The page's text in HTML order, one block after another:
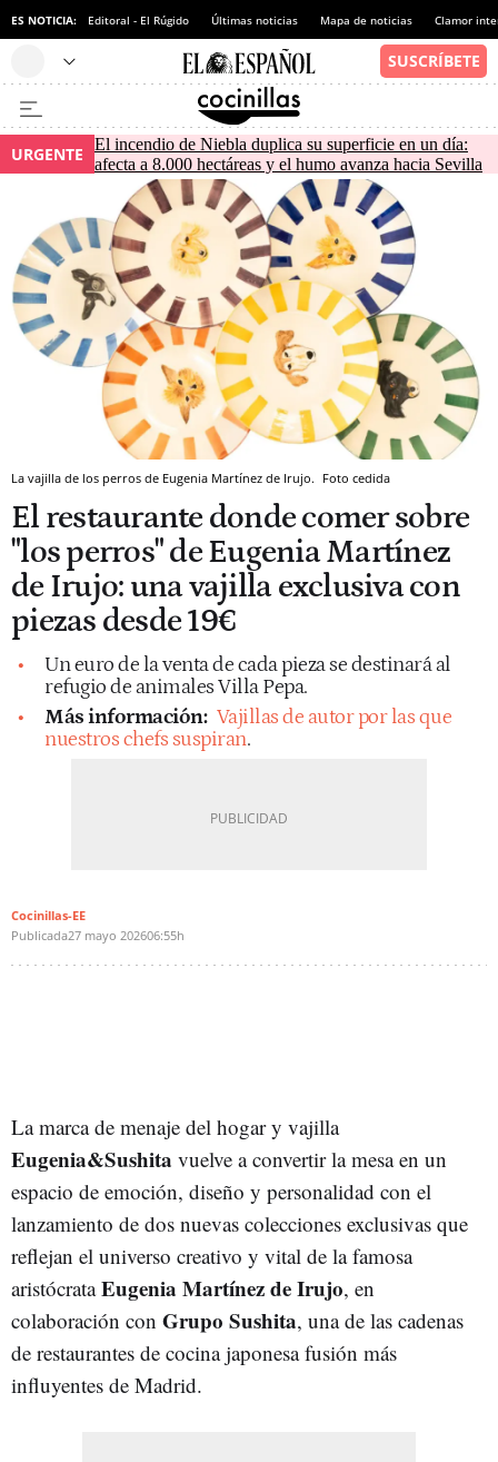
ES NOTICIA: Editoral - El Rúgido Últimas noticias Mapa de noticias Clamor
URGENTE
El incendio de Niebla duplica su superficie en un día:
afecta a 8.000 hectáreas y el humo avanza hacia Sevilla
La vajilla de los perros de Eugenia Martínez de Irujo. Foto cedida
El restaurante donde comer sobre
"los perros" de Eugenia Martínez
de Irujo: una vajilla exclusiva con
piezas desde 19€
Un euro de la venta de cada pieza se destinará al
refugio de animales Villa Pepa.
Más información: Vajillas de autor por las que
nuestros chefs suspiran.
Cocinillas-EE
Publicada27 mayo 202606:55h
La marca de menaje del hogar y vajilla
Eugenia&Sushita vuelve a convertir la mesa en un
espacio de emoción, diseño y personalidad con el
lanzamiento de dos nuevas colecciones exclusivas que
reflejan el universo creativo y vital de la famosa
aristócrataEugenia Martínez de Irujo, en
colaboración con Grupo Sushita, una de las cadenas
de restaurantes de cocina japonesa fusión más
influyentes de Madrid.